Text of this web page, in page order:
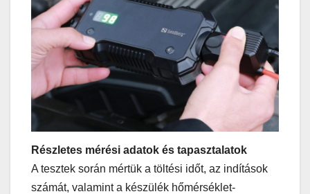
Részletes mérési adatok és tapasztalatok
A tesztek során mértük a töltési időt, az indítások
számát, valamint a készülék hőmérséklet-